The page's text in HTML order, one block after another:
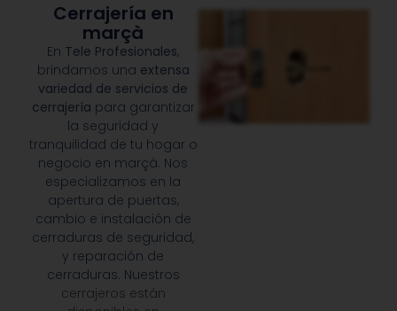
Cerrajería en
marçà
En Tele Profesionales,
brindamos una extensa
variedad de servicios de
cerrajería para garantizar
la seguridad y
tranquilidad de tu hogar o
negocio en marçà. Nos
especializamos en la
apertura de puertas,
cambio e instalación de
cerraduras de seguridad,
y reparación de
cerraduras. Nuestros
cerrajeros están